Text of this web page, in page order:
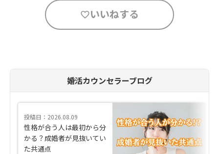
いいねする
婚活カウンセラーブログ
投稿日：2026.08.09
性格が合う人は最初から分
かる？成婚者が見抜いてい
た共通点